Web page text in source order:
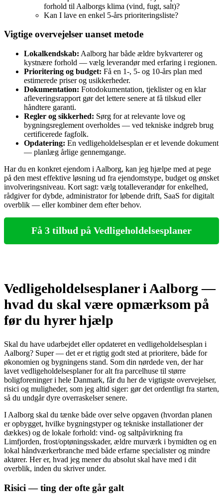
forhold til Aalborgs klima (vind, fugt, salt)?
Kan I lave en enkel 5‑års prioriteringsliste?
Vigtige overvejelser uanset metode
Lokalkendskab: Aalborg har både ældre bykvarterer og
kystnære forhold — vælg leverandør med erfaring i regionen.
Prioritering og budget: Få en 1‑, 5‑ og 10‑års plan med
estimerede priser og usikkerheder.
Dokumentation: Fotodokumentation, tjeklister og en klar
afleveringsrapport gør det lettere senere at få tilskud eller
håndtere garanti.
Regler og sikkerhed: Sørg for at relevante love og
bygningsreglement overholdes — ved tekniske indgreb brug
certificerede fagfolk.
Opdatering: En vedligeholdelsesplan er et levende dokument
— planlæg årlige gennemgange.
Har du en konkret ejendom i Aalborg, kan jeg hjælpe med at pege
på den mest effektive løsning ud fra ejendomstype, budget og ønsket
involveringsniveau. Kort sagt: vælg totalleverandør for enkelhed,
rådgiver for dybde, administrator for løbende drift, SaaS for digitalt
overblik — eller kombiner dem efter behov.
Få 3 tilbud på Vedligeholdelsesplaner
Vedligeholdelsesplaner i Aalborg —
hvad du skal være opmærksom på
før du hyrer hjælp
Skal du have udarbejdet eller opdateret en vedligeholdelsesplan i
Aalborg? Super — det er et rigtig godt sted at prioritere, både for
økonomien og bygningens stand. Som din nørdede ven, der har
lavet vedligeholdelsesplaner for alt fra parcelhuse til større
boligforeninger i hele Danmark, får du her de vigtigste overvejelser,
risici og muligheder, som jeg altid siger: gør det ordentligt fra starten,
så du undgår dyre overraskelser senere.
I Aalborg skal du tænke både over selve opgaven (hvordan planen
er opbygget, hvilke bygningstyper og tekniske installationer der
dækkes) og de lokale forhold: vind- og saltpåvirkning fra
Limfjorden, frost/optøningsskader, ældre murværk i bymidten og en
lokal håndværkerbranche med både erfarne specialister og mindre
aktører. Her er, hvad jeg mener du absolut skal have med i dit
overblik, inden du skriver under.
Risici — ting der ofte går galt